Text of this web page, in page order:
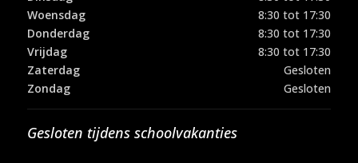
Woensdag
8:30 tot 17:30
Donderdag
8:30 tot 17:30
Vrijdag
8:30 tot 17:30
Zaterdag
Gesloten
Zondag
Gesloten
Gesloten tijdens schoolvakanties